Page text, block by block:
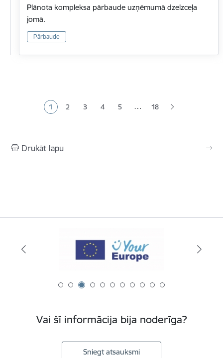
Plānota kompleksa pārbaude uzņēmumā dzelzceļa
jomā.
Pārbaude
Pašreizējā lapa
1 Lapa
2 Lapa
3 Lapa
4 Lapa
5 … 18
Drukāt lapu
Vai šī informācija bija noderīga?
Sniegt atsauksmi